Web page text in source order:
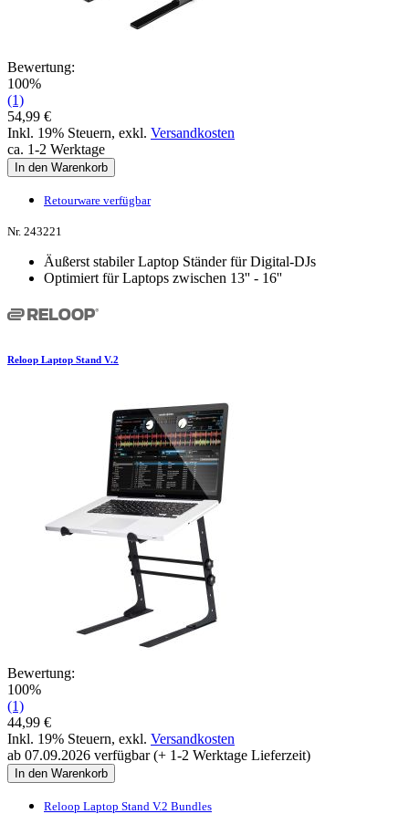
Bewertung:
100%
(1)
54,99 €
Inkl. 19% Steuern, exkl. Versandkosten
ca. 1-2 Werktage
In den Warenkorb
Retourware verfügbar
Nr. 243221
Äußerst stabiler Laptop Ständer für Digital-DJs
Optimiert für Laptops zwischen 13'' - 16''
Reloop Laptop Stand V.2
Bewertung:
100%
(1)
44,99 €
Inkl. 19% Steuern, exkl. Versandkosten
ab 07.09.2026 verfügbar (+ 1-2 Werktage Lieferzeit)
In den Warenkorb
Reloop Laptop Stand V.2 Bundles